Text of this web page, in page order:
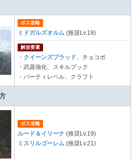
ボス攻略
ミドガルズオルム (推奨Lv.19)
解放要素
・ クイーンズブラッド 、チョコボ
・武器強化、スキルブック
・パーティレベル、クラフト
ボス攻略
ルード＆イリーナ (推奨Lv.19)
ミスリルゴーレム (推奨Lv.21)